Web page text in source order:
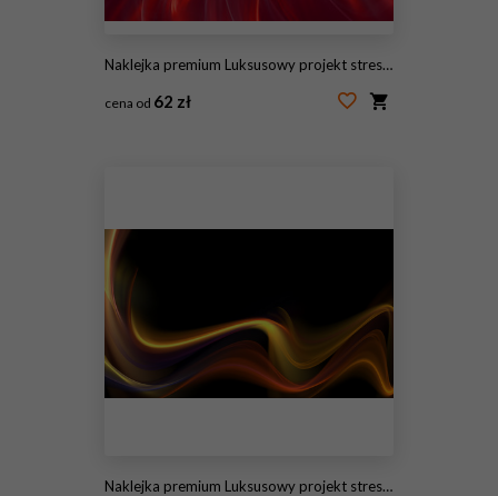
Naklejka premium Luksusowy projekt streszczenie
cena od 62 zł
Naklejka premium Luksusowy projekt streszczenie